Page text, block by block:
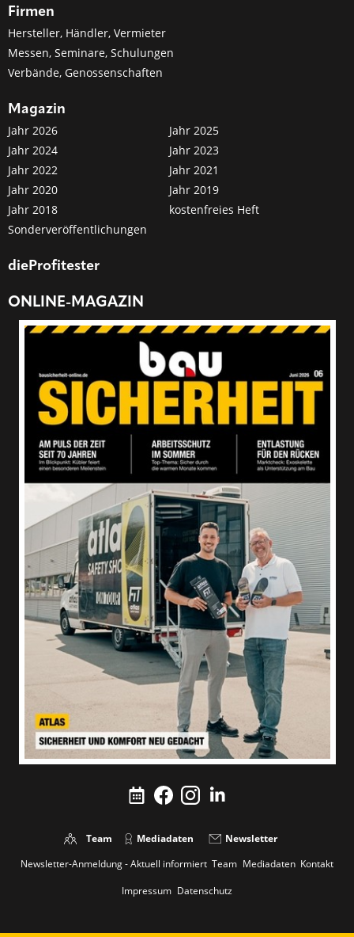
Firmen
Hersteller, Händler, Vermieter
Messen, Seminare, Schulungen
Verbände, Genossenschaften
Magazin
Jahr 2026
Jahr 2025
Jahr 2024
Jahr 2023
Jahr 2022
Jahr 2021
Jahr 2020
Jahr 2019
Jahr 2018
kostenfreies Heft
Sonderveröffentlichungen
dieProfitester
ONLINE-MAGAZIN
Team Mediadaten
Newsletter
Newsletter-Anmeldung - Aktuell informiert Team Mediadaten Kontakt
Impressum Datenschutz